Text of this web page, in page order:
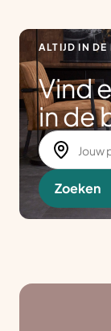
ALTIJD IN DE
Vind
in de
Zoeken